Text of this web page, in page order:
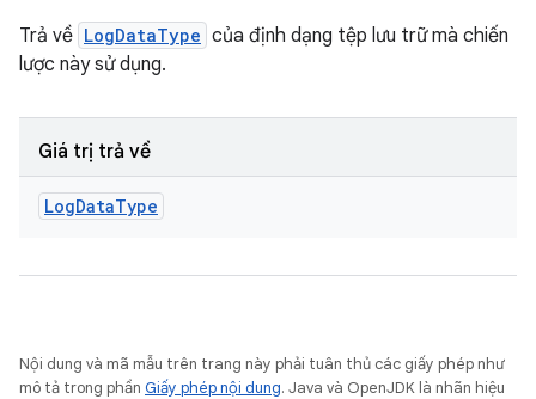
Trả về LogDataType của định dạng tệp lưu trữ mà chiến
lược này sử dụng.
Giá trị trả về
LogDataType
Nội dung và mã mẫu trên trang này phải tuân thủ các giấy phép như
mô tả trong phần Giấy phép nội dung. Java và OpenJDK là nhãn hiệu